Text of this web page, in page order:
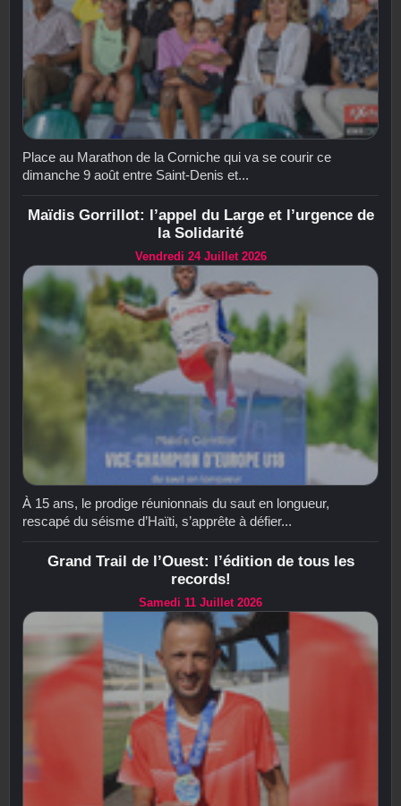
Place au Marathon de la Corniche qui va se courir ce
dimanche 9 août entre Saint-Denis et...
Maïdis Gorrillot: l’appel du Large et l’urgence de
la Solidarité
Vendredi 24 Juillet 2026
À 15 ans, le prodige réunionnais du saut en longueur,
rescapé du séisme d’Haïti, s’apprête à défier...
Grand Trail de l’Ouest: l’édition de tous les
records!
Samedi 11 Juillet 2026